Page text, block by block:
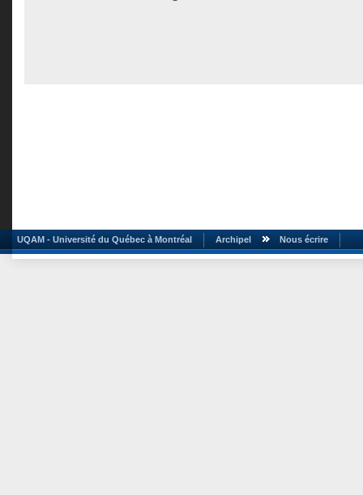
UQAM - Université du Québec à Montréal Archipel Nous écrire